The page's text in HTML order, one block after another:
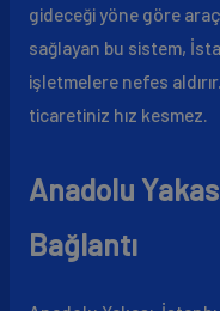
gideceği yöne göre
sağlayan bu sistem,
işletmelere nefes aldırır.
ticaretiniz hız kesmez.
Anadolu
Bağlantı